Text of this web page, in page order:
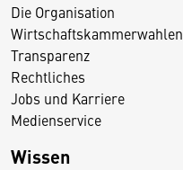
Die Organisation
Wirtschaftskammerwahlen
Transparenz
Rechtliches
Jobs und Karriere
Medienservice
Wissen